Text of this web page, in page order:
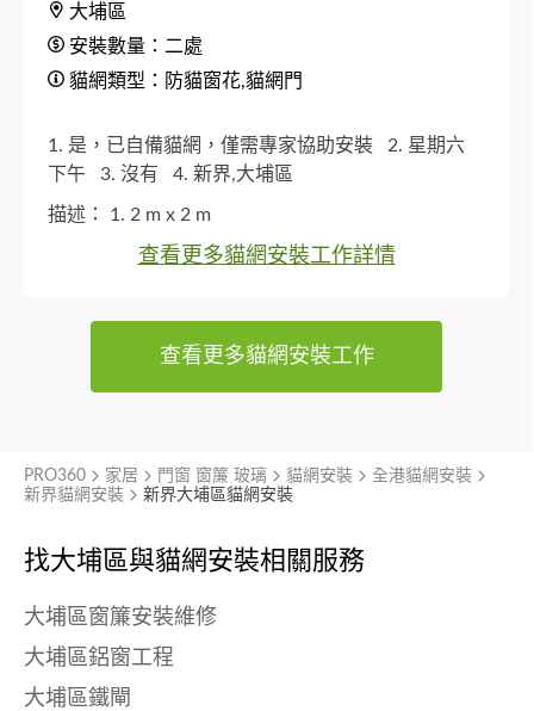
大埔區
安裝數量：二處
貓網類型：防貓窗花,貓網門
1. 是，已自備貓網，僅需專家協助安裝
2. 星期六
下午
3. 沒有 4. 新界,大埔區
描述： 1. 2 m x 2 m
查看更多貓網安裝工作詳情
查看更多貓網安裝工作
找大埔區與貓網安裝相關服務
大埔區窗簾安裝維修
大埔區鋁窗工程
大埔區鐵閘
PRO360 家居 門窗 窗簾 玻璃 貓網安裝
全港貓網安裝
新界貓網安裝
新界大埔區貓網安裝